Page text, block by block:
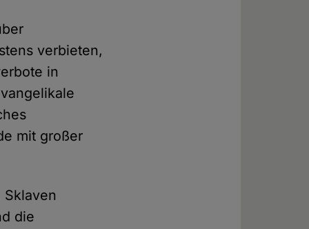
verbieten,
in
mit großer
die